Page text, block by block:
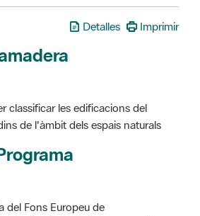
Detalles Imprimir
classificar les edificacions del
de l'àmbit dels espais naturals
del Fons Europeu de